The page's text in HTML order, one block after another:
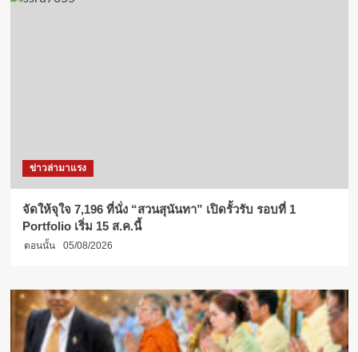
ข่าวล่ามาแรง
จัดให้จุใจ 7,196 ที่นั่ง “สวนสุนันทา” เปิดรั้วรับ รอบที่ 1
Portfolio เริ่ม 15 ส.ค.นี้
ตอนนั้น 05/08/2026